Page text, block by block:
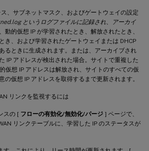
、サブネットマスク、およびゲートウェイの設定
というログファイルに記録され、アーカイ
動的仮想 IP が学習されたとき、解放されたとき、
き、および学習されたゲートウェイまたは DHCP
るときに生成されます。または、アーカイブされ
IP アドレスが検出された場合。サイトで重複した
仮想 IP アドレスは解放され、サイトのすべての仮
の仮想 IP アドレスを取得するまで更新されます。
リンクを監視するには
スの [ フローの有効化/無効化/パージ ] ページで、
リンクテーブルに、学習した IP のステータスが